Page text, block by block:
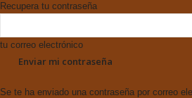
Recupera tu contraseña
tu correo electrónico
Se te ha enviado una contraseña por correo